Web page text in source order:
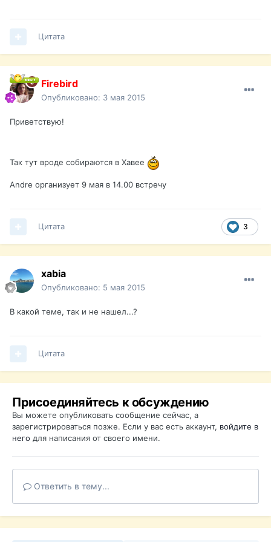
Цитата
Firebird
Опубликовано: 3 мая 2015
Приветствую!
Так тут вроде собираются в Хавее
Andre организует 9 мая в 14.00 встречу
3
Цитата
xabia
Опубликовано: 5 мая 2015
В какой теме, так и не нашел...?
Цитата
Присоединяйтесь к обсуждению
Вы можете опубликовать сообщение сейчас, а
зарегистрироваться позже. Если у вас есть аккаунт, войдите в
него для написания от своего имени.
Ответить в тему...